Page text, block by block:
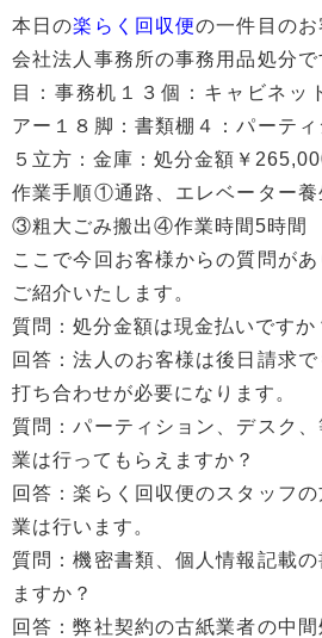
本日の楽らく回収便の一件目の
会社法人事務所の事務用品処分
目：事務机１３個：キャビネッ
アー１８脚：書類棚４：パーティ
５立方：金庫：処分金額￥
作業手順①通路、エレベーター
③粗大ごみ搬出④作業時間5時間
ここで今回お客様からの質問が
ご紹介いたします。
質問：処分金額は現金払いですか
回答：法人のお客様は後日請求
打ち合わせが必要になります。
質問：パーティション、デスク
業は行ってもらえますか？
回答：楽らく回収便のスタッフ
業は行います。
質問：機密書類、個人情報記載
ますか？
回答：弊社契約の古紙業者の中間